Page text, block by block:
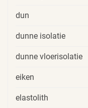
dun
dunne isolatie
dunne vloerisolatie
eiken
elastolith